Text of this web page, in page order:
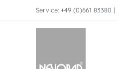
Service: +49 (0)661 83380 |